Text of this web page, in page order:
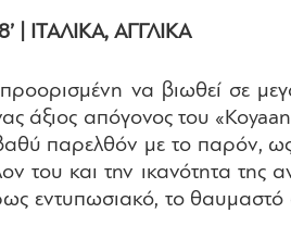
| ΙΤΑΛΙΚΑ, ΑΓΓΛΙΚΑ
να βιωθεί σε
άξιος απόγονος του
βαθύ παρελθόν με το
του και την ικανότητα της
εντυπωσιακό, το θαυμαστό